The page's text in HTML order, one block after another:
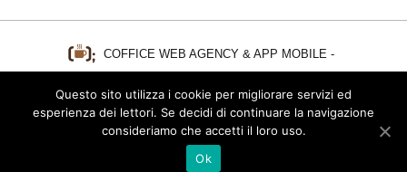
COFFICE WEB AGENCY & APP MOBILE -
PRIVACY POLICY
FOLLOW US ON
Questo sito utilizza i cookie per migliorare servizi ed
esperienza dei lettori. Se decidi di continuare la navigazione
consideriamo che accetti il loro uso.
Ok